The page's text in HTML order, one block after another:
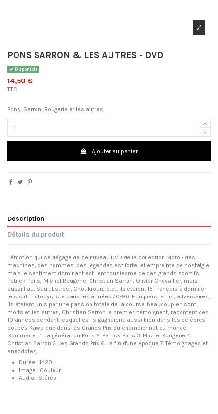
PONS SARRON & LES AUTRES - DVD
Disponible
14,50 €
TTC
Pons, Sarron, Rougerie et les autres
Ajouter au panier
Description
Détails du produit
L'émotion qui se dégage de ce nuveau DVD de la collection Moto - des
machines, des hommes, des légendes est forte, et empreinte de nostalgie,
mais le sentiment dominant est l'enthousiasme de ces grands sportifs.
Patrick Pons, Michel Rougerie, Christian Sarron, Olivier Chevallier, mais
aussi Fau, Saul, Estrosi, Choukroun, etc... ils étaient 15 Français à dominer
le sport motocycliste dans les années 70-80. Equipiers, amis, adversaires,
ils étaient unis par une passion totale de la course. beaucoup en sont
morts et les autres, Christian Sarron le premier, témoignent, racontent ces
10 années pendant lesquelles ils gagnaient, aussi bien dans les célèbres
coupes Kawa que dans les Grands Prix du championnat du monde.
Sommaire : 1. La génération Pons 2. Patrick Pons 3. Michel Rougerie 4.
Christian Sarron 5. Les Grands Prix 6. La fin d'une époque 7. Témoignages et
anecdotes
Durée : 1h20
Image : Couleur
Audio : Stéréo